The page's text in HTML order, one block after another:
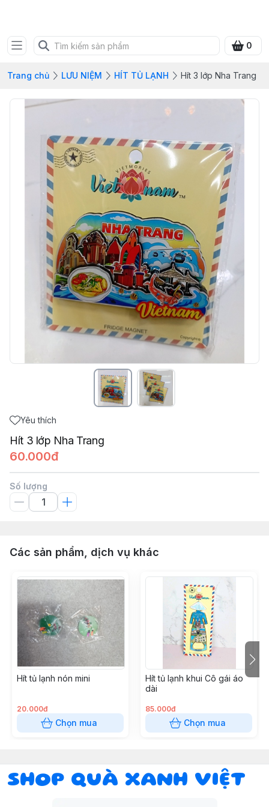
0
Trang chủ LƯU NIỆM HÍT TỦ LẠNH Hít 3 lớp Nha Trang
Yêu thích
Hít 3 lớp Nha Trang
60.000đ
Số lượng
Các sản phẩm, dịch vụ khác
Hít tủ lạnh nón mini
20.000đ
Chọn mua
Hít tủ lạnh khui Cô gái áo
dài
85.000đ
Chọn mua
SHOP QUÀ XANH VIỆT